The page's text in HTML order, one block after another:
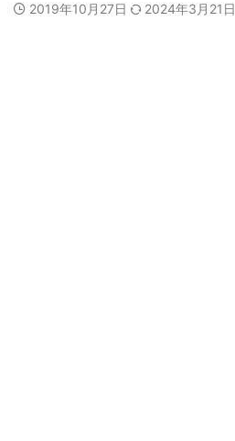
2019年10月27日 2024年3月21日